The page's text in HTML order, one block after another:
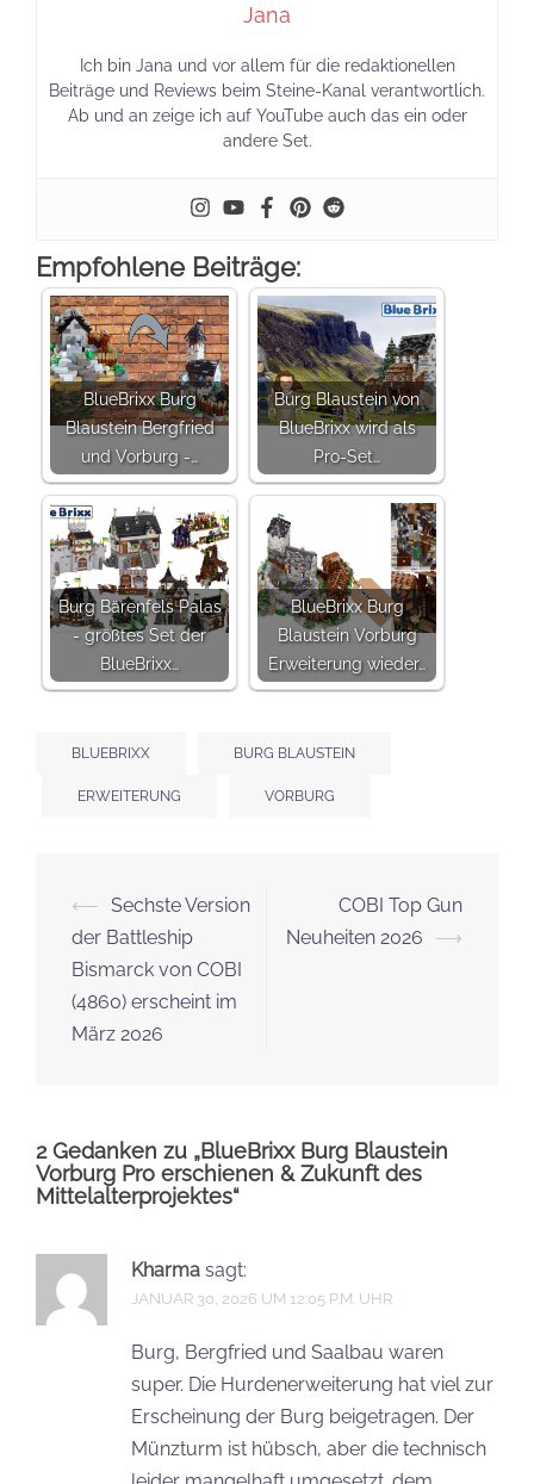
Jana
Ich bin Jana und vor allem für die redaktionellen
Beiträge und Reviews beim Steine-Kanal verantwortlich.
Ab und an zeige ich auf YouTube auch das ein oder
andere Set.
Empfohlene Beiträge:
BlueBrixx Burg
Blaustein Bergfried
und Vorburg -…
Burg Blaustein von
BlueBrixx wird als
Pro-Set…
Burg Bärenfels Palas
- größtes Set der
BlueBrixx…
BlueBrixx Burg
Blaustein Vorburg
Erweiterung wieder…
BLUEBRIXX BURG BLAUSTEIN
ERWEITERUNG VORBURG
Beitrags-
Navigation
⟵ Sechste Version
der Battleship
Bismarck von COBI
(4860) erscheint im
März 2026
COBI Top Gun
Neuheiten 2026
⟶
2 Gedanken zu „BlueBrixx Burg Blaustein
Vorburg Pro erschienen & Zukunft des
Mittelalterprojektes“
Kharma sagt:
JANUAR 30, 2026 UM 12:05 P.M. UHR
Burg, Bergfried und Saalbau waren
super. Die Hurdenerweiterung hat viel zur
Erscheinung der Burg beigetragen. Der
Münzturm ist hübsch, aber die technisch